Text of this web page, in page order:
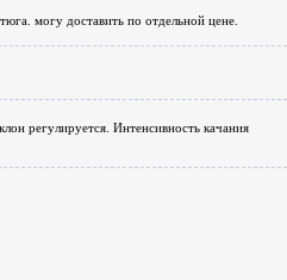
могу доставить по отдельной цене.
регулируется. Интенсивность качания